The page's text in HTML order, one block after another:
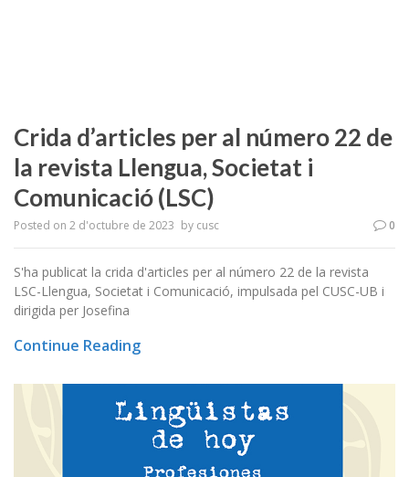
Crida d’articles per al número 22 de
la revista Llengua, Societat i
Comunicació (LSC)
Posted on 2 d'octubre de 2023 by cusc 0
S'ha publicat la crida d'articles per al número 22 de la revista
LSC-Llengua, Societat i Comunicació, impulsada pel CUSC-UB i
dirigida per Josefina
Continue Reading